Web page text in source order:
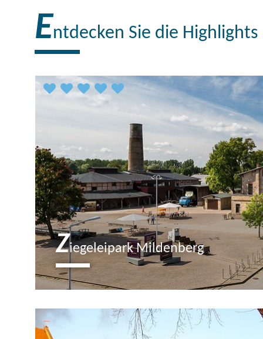
Entdecken Sie die
Ziegeleipark Mildenberg
Museumspark mitten in einem idyllischen
Naherholungsziel. Die Schlote in Mildenberg